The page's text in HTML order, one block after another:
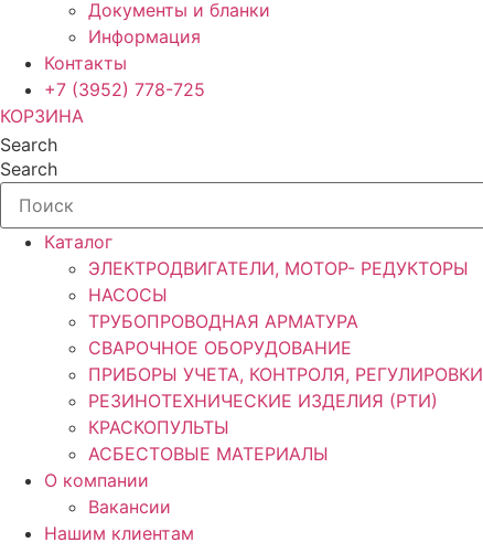
Документы и бланки
Информация
Контакты
+7 (3952) 778-725
КОРЗИНА
Search
Search
Каталог
ЭЛЕКТРОДВИГАТЕЛИ, МОТОР- РЕДУКТОРЫ
НАСОСЫ
ТРУБОПРОВОДНАЯ АРМАТУРА
СВАРОЧНОЕ ОБОРУДОВАНИЕ
ПРИБОРЫ УЧЕТА, КОНТРОЛЯ, РЕГУЛИРОВКИ
РЕЗИНОТЕХНИЧЕСКИЕ ИЗДЕЛИЯ (РТИ)
КРАСКОПУЛЬТЫ
АСБЕСТОВЫЕ МАТЕРИАЛЫ
О компании
Вакансии
Нашим клиентам